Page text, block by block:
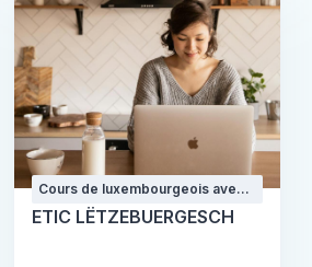
Cours de luxembourgeois avec
certification
ETIC LËTZEBUERGESCH